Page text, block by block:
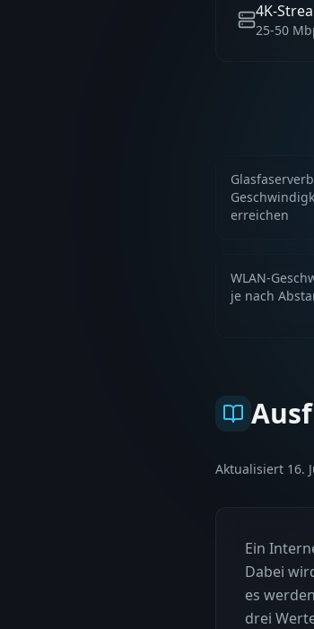
4K-
25-50
erreichen
WLAN-
je nach
Aktualisiert 16.
Ein
Dabei
es
drei